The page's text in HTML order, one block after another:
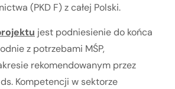
(PKD F) z całej Polski.
jest podniesienie do końca
z potrzebami MŚP,
rekomendowanym przez
Kompetencji w sektorze